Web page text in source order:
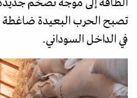
الطاقة إلى موجة تضخم
تصبح الحرب البعيدة ضاغطة
في الداخل السوداني.